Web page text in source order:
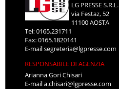
LG PRESSE S.R.L.
via Festaz, 52
11100 AOSTA
Tel: 0165.231711
Fax: 0165.1820141
E-mailsegreteria@lgpresse.com
RESPONSABILE DI AGENZIA
Arianna Gori Chisari
E-maila.chisari@lgpresse.com